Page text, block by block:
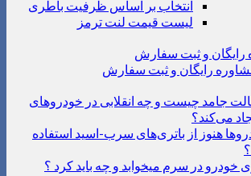
انتخاب بر اساس ظرفیت باطری
لیست قیمت لنت ترمز
رایگان و ثبت سفارش
رایگان و ثبت سفارش
جامد چیست و چه انقلابی در خودروهای
می‌کند؟
هنوز از باتری‌های سرب-اسید استفاده
خودرو در سرم میخوابد و چه باید کرد ؟